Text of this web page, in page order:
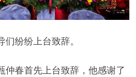
纷纷上台致辞。
仲春首先上台致辞，他感谢了